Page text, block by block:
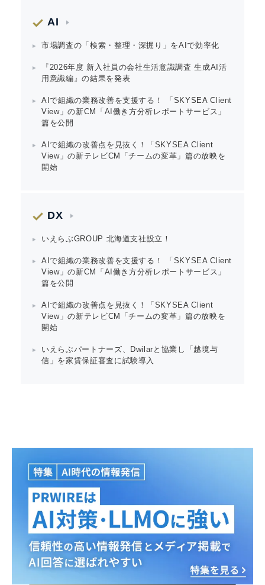
AI
市場調査の「検索・整理・深掘り」をAIで効率化
『2026年度 新入社員の会社生活意識調査 生成AI活
用意識編』の結果を発表
AIで組織の業務改善を支援する！ 「SKYSEA Client
View」の新CM「AI働き方分析レポートサービス」
篇を公開
AIで組織の改善点を見抜く！「SKYSEA Client
View」の新テレビCM「チームの変革」篇の放映を
開始
DX
いえらぶGROUP 北海道支社設立！
AIで組織の業務改善を支援する！ 「SKYSEA Client
View」の新CM「AI働き方分析レポートサービス」
篇を公開
AIで組織の改善点を見抜く！「SKYSEA Client
View」の新テレビCM「チームの変革」篇の放映を
開始
いえらぶパートナーズ、Dwilarと協業し「越境与
信」を家賃保証審査に試験導入